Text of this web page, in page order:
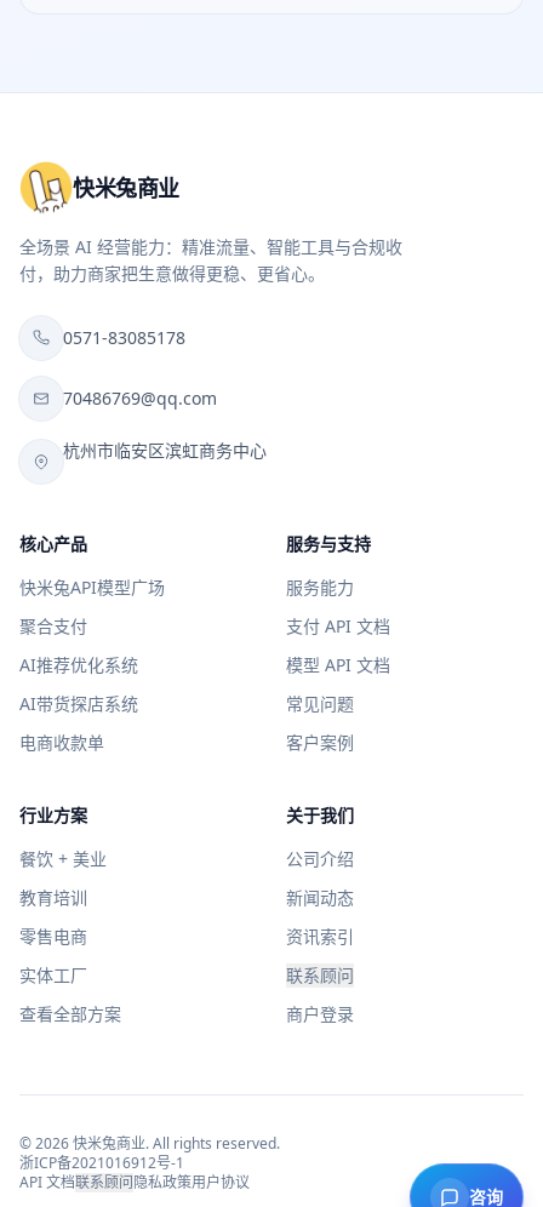
快米兔商业
全场景 AI 经营能力：精准流量、智能工具与合规收
付，助力商家把生意做得更稳、更省心。
0571-83085178
70486769@qq.com
杭州市临安区滨虹商务中心
核心产品
快米兔API模型广场
聚合支付
AI推荐优化系统
AI带货探店系统
电商收款单
服务与支持
服务能力
支付 API 文档
模型 API 文档
常见问题
客户案例
行业方案
餐饮 + 美业
教育培训
零售电商
实体工厂
查看全部方案
关于我们
公司介绍
新闻动态
资讯索引
联系顾问
商户登录
©2026快米兔商业. All rights reserved.
浙ICP备2021016912号-1
API 文档联系顾问隐私政策用户协议
咨询